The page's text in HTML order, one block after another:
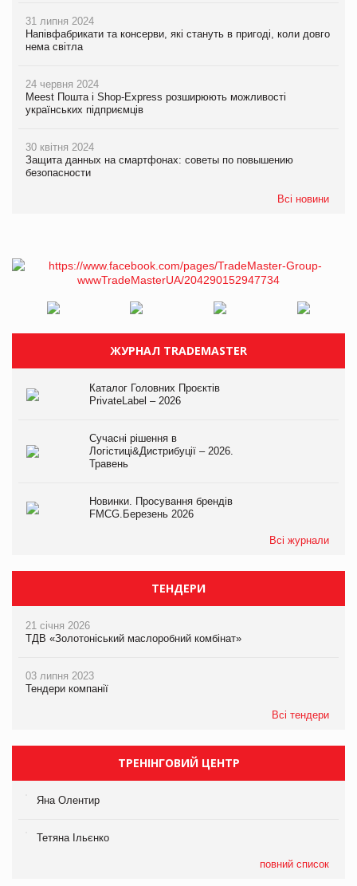
31 липня 2024
Напівфабрикати та консерви, які стануть в пригоді, коли довго
нема світла
24 червня 2024
Meest Пошта і Shop-Express розширюють можливості
українських підприємців
30 квітня 2024
Защита данных на смартфонах: советы по повышению
безопасности
Всі новини
ЖУРНАЛ TRADEMASTER
Каталог Головних Проєктів
PrivateLabel – 2026
Сучасні рішення в
Логістиці&Дистрибуції – 2026.
Травень
Новинки. Просування брендів
FMCG.Березень 2026
Всі журнали
ТЕНДЕРИ
21 січня 2026
ТДВ «Золотоніський маслоробний комбінат»
03 липня 2023
Тендери компанії
Всі тендери
ТРЕНІНГОВИЙ ЦЕНТР
Яна Олентир
Тетяна Ільєнко
повний список